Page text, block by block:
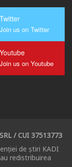
Twitter
Join us on Twitter
Youtube
Join us on Youtube
/ CUI 37513773
de știri KADI
redistribuirea